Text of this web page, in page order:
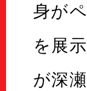
身が
を展
が深